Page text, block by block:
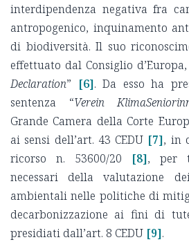
interdipendenza negativa fra
antropogenico, inquinamento
di biodiversità. Il suo
effettuato dal Consiglio
Declaration” [6]. Da esso ha
sentenza “Verein
Grande Camera della Corte
ai sensi dell’art. 43 CEDU [7], in
ricorso n. 53600/20
[8], per
necessari della valutazione
ambientali nelle politiche di
decarbonizzazione ai fini di
presidiati dall’art. 8 CEDU [9].